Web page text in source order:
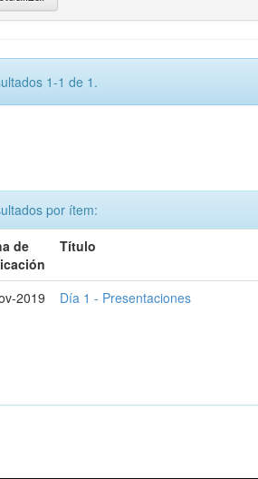
1-1 de 1.
por ítem:
de
Título
2019 Día 1 - Presentaciones